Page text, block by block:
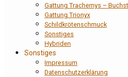
Gattung Trachemys –
Gattung Trionyx
Schildkrötenschmuck
Sonstiges
Hybriden
Sonstiges
Impressum
Datenschutzerklärung